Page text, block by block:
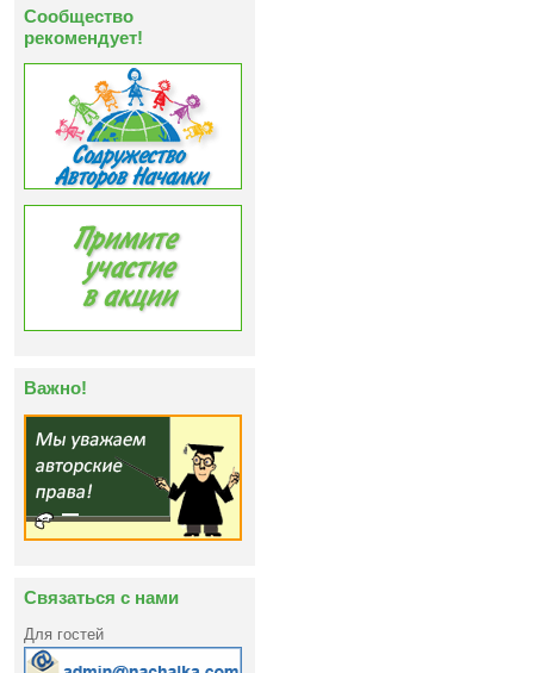
Сообщество
рекомендует!
Важно!
Связаться с нами
Для гостей